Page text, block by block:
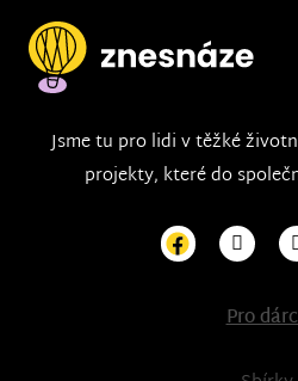
Jsme tu pro lidi v těžké
projekty, které do
Pro